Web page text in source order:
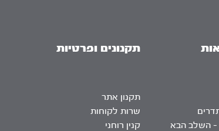
– השלב הבא
תקנונים ופרטיות
תקנון אתר
שרות לקוחות
קנין רוחני